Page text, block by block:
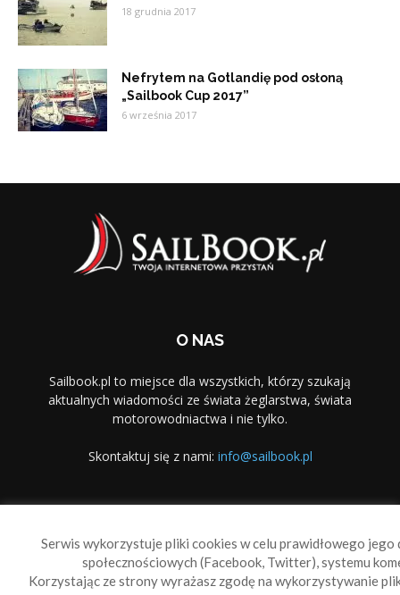
18 grudnia 2017
Nefrytem na Gotlandię pod osłoną
„Sailbook Cup 2017”
6 września 2017
O NAS
Sailbook.pl to miejsce dla wszystkich, którzy szukają
aktualnych wiadomości ze świata żeglarstwa, świata
motorowodniactwa i nie tylko.
Skontaktuj się z nami: info@sailbook.pl
Serwis wykorzystuje pliki cookies w celu prawidłowego
społecznościowych (Facebook, Twitter), systemu
Korzystając ze strony wyrażasz zgodę na wykorzystywanie